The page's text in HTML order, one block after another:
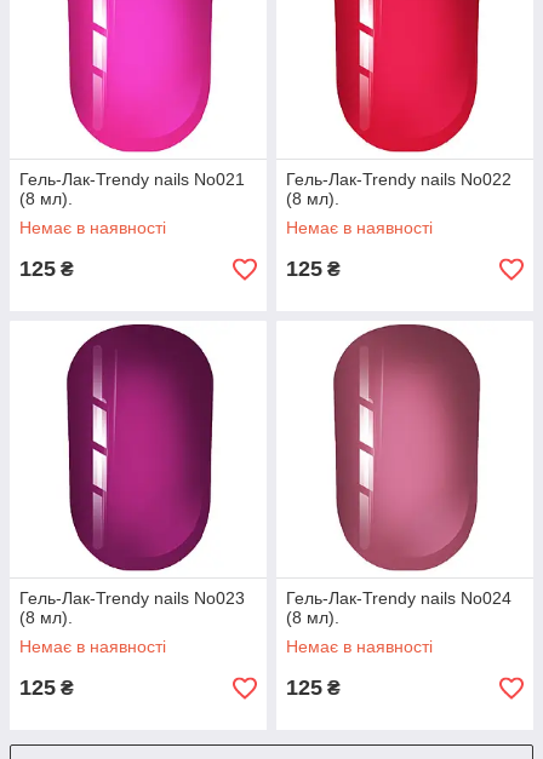
Гель-Лак-Trendy nails No021
(8 мл).
Немає в наявності
125 ₴
Гель-Лак-Trendy nails No022
(8 мл).
Немає в наявності
125 ₴
Гель-Лак-Trendy nails No023
(8 мл).
Немає в наявності
125 ₴
Гель-Лак-Trendy nails No024
(8 мл).
Немає в наявності
125 ₴